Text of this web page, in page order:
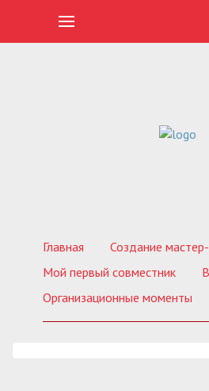
Главная
Создание мастер-классов.
Мой первый совместник
Организационные моменты